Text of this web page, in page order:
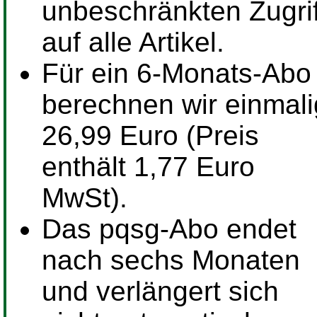
unbeschränkten
auf alle Artikel.
Für ein 6-Monats-Abo
berechnen wir
26,99 Euro (Preis
enthält 1,77 Euro
MwSt).
Das pqsg-Abo endet
nach sechs Monaten
und verlängert sich